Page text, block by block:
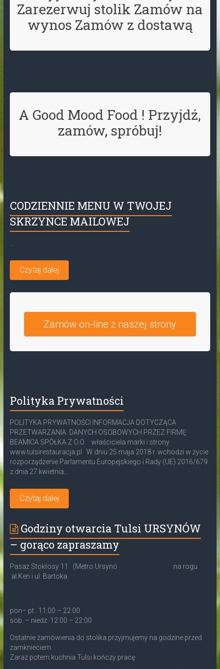
Zarezerwuj stolik Zamów na
wynos Zamów z dostawą
A Good Mood Food ! Przyjdź,
zamów, spróbuj!
CODZIENNIE MENU W TWOJEJ
SKRZYNCE MAILOWEJ
...
Czytaj dalej
Zamów on-line z naszej strony
Polityka Prywatności
POLITYKA PRYWATNOŚCI INFORMACJA DOTYCZĄCA
PRZETWARZANIA DANYCH OSOBOWYCH PRZEZ FIRMĘ
BEAMICA SPÓŁKA Z O.O. właściciela marki i strony
www.tulsirestauracja.pl W dniu 25 maja 2018 r. wchodzi w życie
rozporządzenie Parlamentu Europejskiego i Rady (UE) 2016/679
z dnia 27 kwietnia...
Czytaj dalej
Godziny otwarcia Tulsi URSYNÓW
– gorąco zapraszamy
Pasaż Stokłosy 11 (Metro Ursynó na rogu
al.Ken i ul. Bartoka
pon– pt . 11:00 – 22:00
sob. – niedz. 12:00 – 22:00
Ostatnie zamówienia do stolika przyjmujemy na godzine przed
zamknieciem
Zaraz potem kuchnia Tulsi kończy pracę